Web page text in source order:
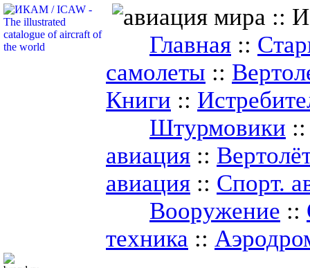
Главная ::
самолеты ::
Книги ::
Штурмовики
авиация ::
авиация :: Спорт.
Вооружение ::
техника ::